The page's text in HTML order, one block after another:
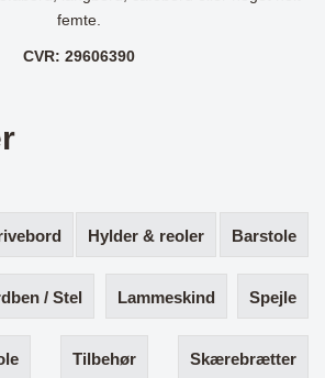
femte.
CVR: 29606390
Hylder & reoler Barstole
/ Stel Lammeskind Spejle
Tilbehør Skærebrætter